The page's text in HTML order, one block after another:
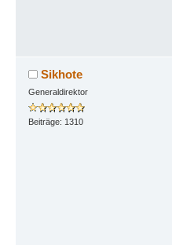
Sikhote
Generaldirektor
Beiträge: 1310